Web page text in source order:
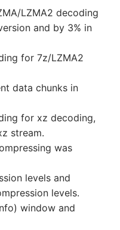
LZMA2 decoding
and by 3% in
for 7z/LZMA2
data chunks in
for xz decoding,
stream.
was
levels and
levels.
window and